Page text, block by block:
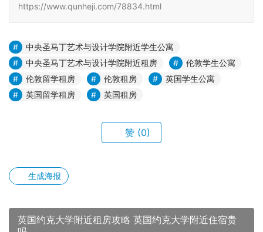
https://www.qunheji.com/78834.html
中央圣马丁艺术与设计学院附近学生公寓
中央圣马丁艺术与设计学院附近租房
伦敦学生公寓
伦敦留学租房
伦敦租房
英国学生公寓
英国留学租房
英国租房
赞 (0)
生成海报
英国约克大学附近租房攻略 英国约克大学附近住宿贵